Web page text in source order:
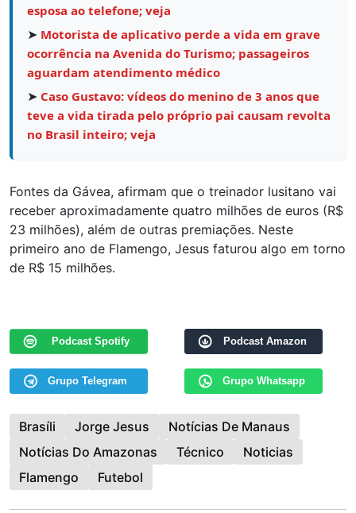
esposa ao telefone; veja
➤ Motorista de aplicativo perde a vida em grave
ocorrência na Avenida do Turismo; passageiros
aguardam atendimento médico
➤ Caso Gustavo: vídeos do menino de 3 anos que
teve a vida tirada pelo próprio pai causam revolta
no Brasil inteiro; veja
Fontes da Gávea, afirmam que o treinador lusitano vai
receber aproximadamente quatro milhões de euros (R$
23 milhões), além de outras premiações. Neste
primeiro ano de Flamengo, Jesus faturou algo em torno
de R$ 15 milhões.
Podcast Spotify Podcast Amazon
Grupo Telegram Grupo Whatsapp
Brasíli Jorge Jesus
Notícias De Manaus
Notícias Do Amazonas
Técnico
Noticias
Flamengo
Futebol